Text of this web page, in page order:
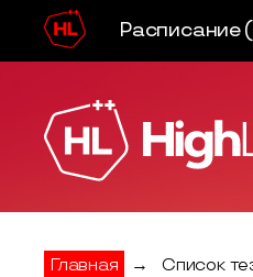
Расписание
Главная → Список